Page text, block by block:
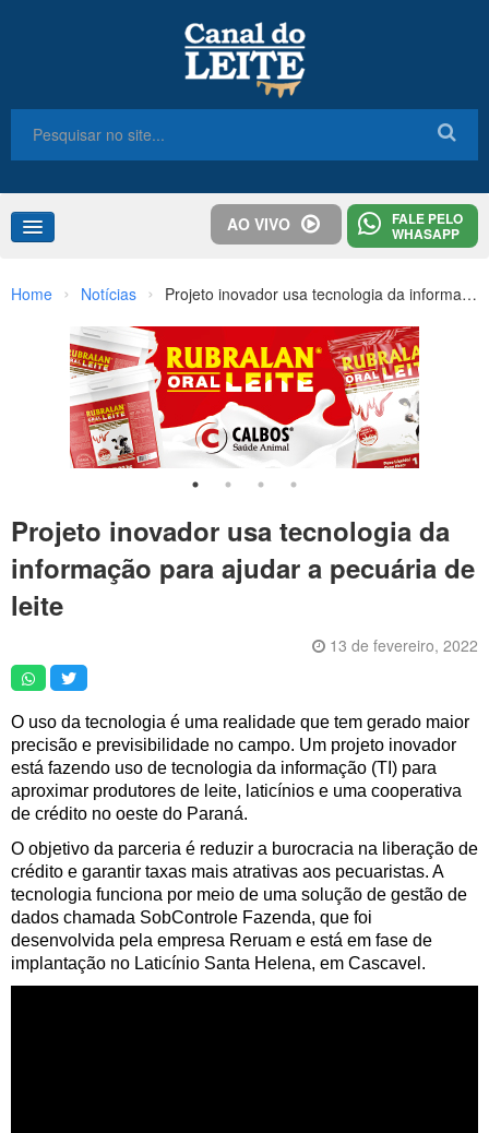
FALE PELO
WHASAPP
AO VIVO
Destaques
Notícias
Colunas
Vídeos
Podcasts
Agenda
Anúncios
Inscreva-se
Contato
Política de Privacidade
Home › Notícias › Projeto inovador usa tecnologia da informação para ajudar a pecuária de leite
Projeto inovador usa tecnologia da
informação para ajudar a pecuária de
leite
13 de fevereiro, 2022
O uso da tecnologia é uma realidade que tem gerado maior
precisão e previsibilidade no campo. Um projeto inovador
está fazendo uso de tecnologia da informação (TI) para
aproximar produtores de leite, laticínios e uma cooperativa
de crédito no oeste do Paraná.
O objetivo da parceria é reduzir a burocracia na liberação de
crédito e garantir taxas mais atrativas aos pecuaristas. A
tecnologia funciona por meio de uma solução de gestão de
dados chamada SobControle Fazenda, que foi
desenvolvida pela empresa Reruam e está em fase de
implantação no Laticínio Santa Helena, em Cascavel.